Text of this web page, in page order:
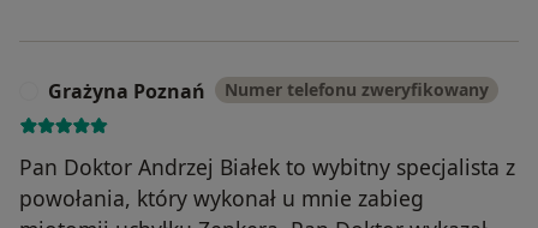
Grażyna Poznań Numer telefonu zweryfikowany
Pan Doktor Andrzej Białek to wybitny specjalista z
powołania, który wykonał u mnie zabieg